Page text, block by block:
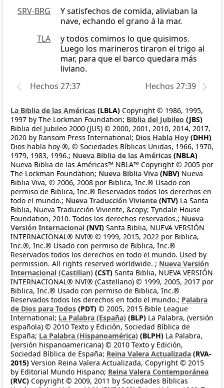
SRV-BRG
Y satisfechos de comida, aliviaban la
nave, echando el grano á la mar.
TLA
y todos comimos lo que quisimos.
Luego los marineros tiraron el trigo al
mar, para que el barco quedara más
liviano.
Hechos 27:37
Hechos 27:39
La Biblia de las Américas (LBLA) Copyright © 1986, 1995,
1997 by The Lockman Foundation; Biblia del Jubileo (JBS)
Biblia del Jubileo 2000 (JUS) © 2000, 2001, 2010, 2014, 2017,
2020 by Ransom Press International; Dios Habla Hoy (DHH)
Dios habla hoy ®, © Sociedades Bíblicas Unidas, 1966, 1970,
1979, 1983, 1996.; Nueva Biblia de las Américas (NBLA)
Nueva Biblia de las Américas™ NBLA™ Copyright © 2005 por
The Lockman Foundation; Nueva Biblia Viva (NBV) Nueva
Biblia Viva, © 2006, 2008 por Biblica, Inc.® Usado con
permiso de Biblica, Inc.® Reservados todos los derechos en
todo el mundo.; Nueva Traducción Viviente (NTV) La Santa
Biblia, Nueva Traducción Viviente, &copy; Tyndale House
Foundation, 2010. Todos los derechos reservados.; Nueva
Versión Internacional (NVI) Santa Biblia, NUEVA VERSIÓN
INTERNACIONAL® NVI® © 1999, 2015, 2022 por Biblica,
Inc.®, Inc.® Usado con permiso de Biblica, Inc.®
Reservados todos los derechos en todo el mundo. Used by
permission. All rights reserved worldwide. ; Nueva Versión
Internacional (Castilian) (CST) Santa Biblia, NUEVA VERSIÓN
INTERNACIONAL® NVI® (Castellano) © 1999, 2005, 2017 por
Biblica, Inc.® Usado con permiso de Biblica, Inc.®
Reservados todos los derechos en todo el mundo.; Palabra
de Dios para Todos (PDT) © 2005, 2015 Bible League
International; La Palabra (España) (BLP) La Palabra, (versión
española) © 2010 Texto y Edición, Sociedad Bíblica de
España; La Palabra (Hispanoamérica) (BLPH) La Palabra,
(versión hispanoamericana) © 2010 Texto y Edición,
Sociedad Bíblica de España; Reina Valera Actualizada (RVA-
2015) Version Reina Valera Actualizada, Copyright © 2015
by Editorial Mundo Hispano; Reina Valera Contemporánea
(RVC) Copyright © 2009, 2011 by Sociedades Bíblicas